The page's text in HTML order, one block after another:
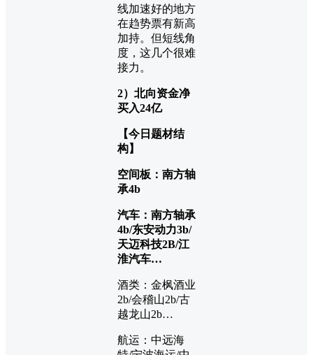
线加速好的地方
在趋势票有新高
加持。但短线角
度，这几个很难
接力。
2）北向资金净
买入24亿
【今日题材结
构】
空间板：南方轴
承4b
汽车：南方轴承
4b/东安动力3b/
天迈科技2B/江
淮汽车…
酒类：金枫酒业
2b/会稽山2b/古
越龙山2b…
航运：中远海